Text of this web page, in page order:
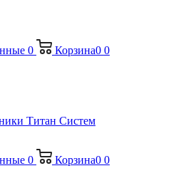
0 Корзина0 0
0 Корзина0 0